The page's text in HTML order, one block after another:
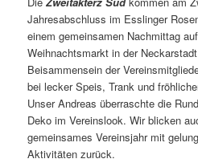
Jahresabschluss im Esslinger
einem gemeinsamen Nachmittag
Weihnachtsmarkt in der
Beisammensein der
bei lecker Speis, Trank und
Unser Andreas überraschte die
Deko im Vereinslook. Wir blicken
gemeinsames Vereinsjahr mit
Aktivitäten zurück.